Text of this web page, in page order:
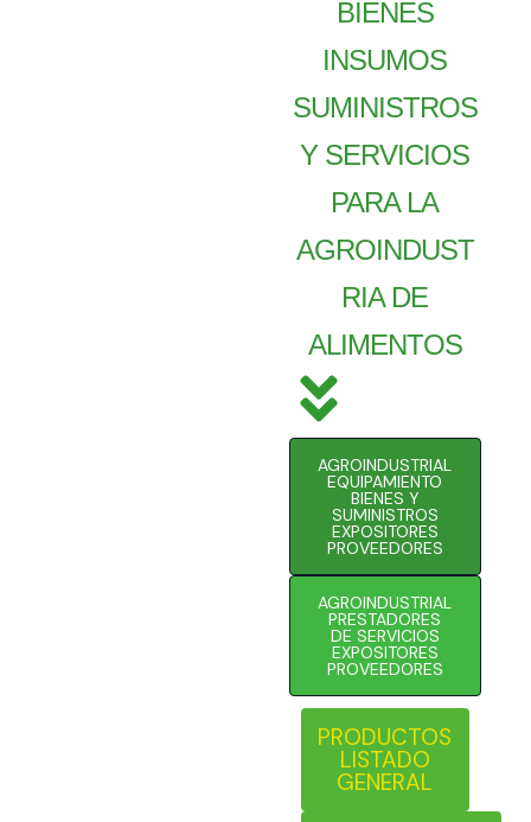
BIENES
INSUMOS
SUMINISTROS
Y SERVICIOS
PARA LA
AGROINDUST
RIA DE
ALIMENTOS
AGROINDUSTRIAL
EQUIPAMIENTO
BIENES Y
SUMINISTROS
EXPOSITORES
PROVEEDORES
AGROINDUSTRIAL
PRESTADORES
DE SERVICIOS
EXPOSITORES
PROVEEDORES
PRODUCTOS
LISTADO
GENERAL